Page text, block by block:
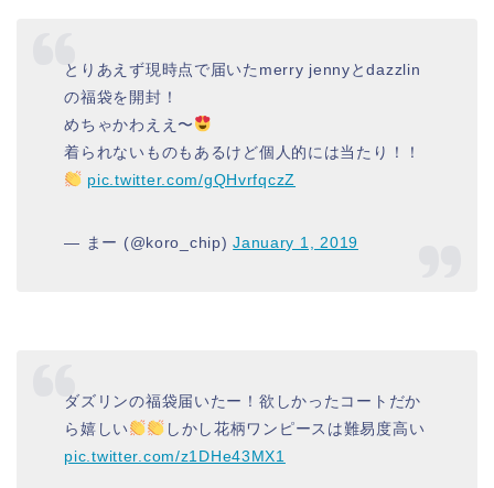
とりあえず現時点で届いたmerry jennyとdazzlin
の福袋を開封！
めちゃかわええ〜
着られないものもあるけど個人的には当たり！！
pic.twitter.com/gQHvrfqczZ
— まー (@koro_chip)January 1, 2019
ダズリンの福袋届いたー！欲しかったコートだか
ら嬉しい
しかし花柄ワンピースは難易度高い
pic.twitter.com/z1DHe43MX1